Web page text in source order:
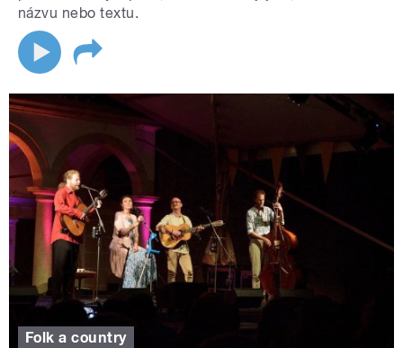
názvu nebo textu.
Folk a country